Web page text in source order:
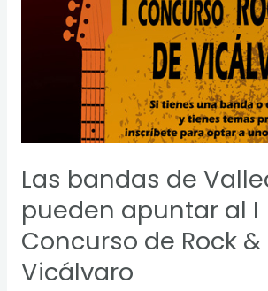
Las bandas de
pueden apuntar al I
Concurso de Rock &
Vicálvaro
Vallecas
I
de
Rock
&
Pop
de